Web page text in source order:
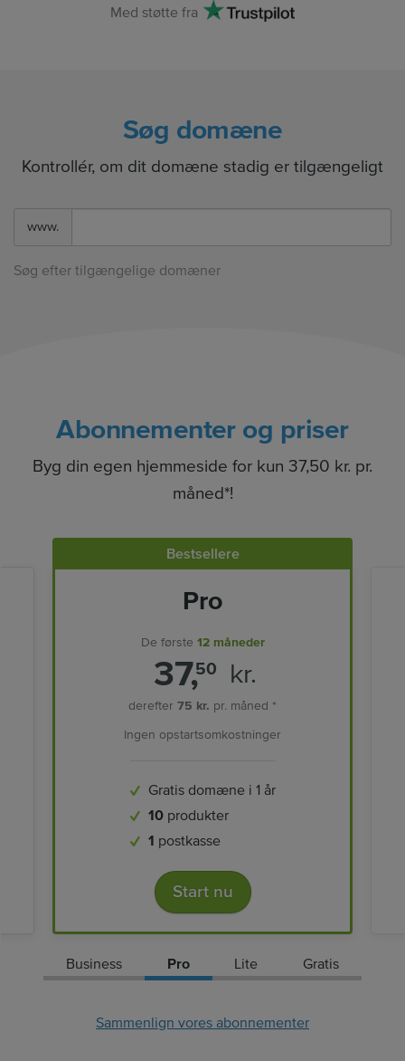
Med støtte fra
Søg domæne
Kontrollér, om dit domæne stadig er tilgængeligt
www.
Søg efter tilgængelige domæner
Abonnementer og priser
Byg din egen hjemmeside for kun 37,50 kr. pr.
måned*!
Bestsellere
Pro
De første 12 måneder
37,50 kr.
derefter 75 kr. pr. måned *
Ingen opstartsomkostninger
Gratis domæne i 1 år
10produkter
1 postkasse
Start nu
Business Pro Lite Gratis
Sammenlign vores abonnementer